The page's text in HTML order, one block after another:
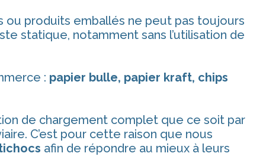
ou produits emballés ne peut pas toujours
statique, notamment sans l’utilisation de
: papier bulle, papier kraft, chips
de chargement complet que ce soit par
C’est pour cette raison que nous
afin de répondre au mieux à leurs